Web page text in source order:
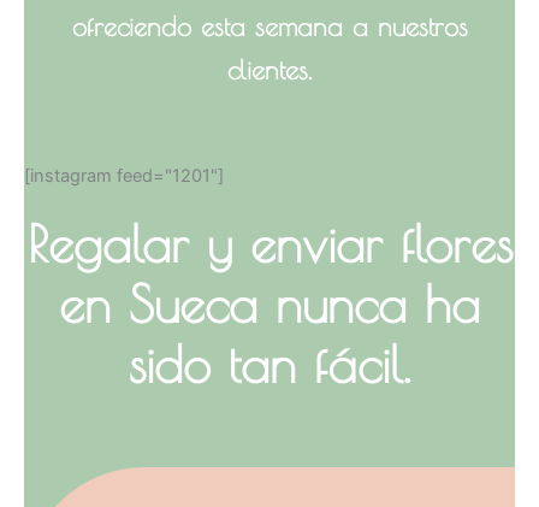
ofreciendo esta semana a nuestros
clientes.
[instagram feed="1201"]
Regalar y enviar flores
en Sueca nunca ha
sido tan fácil.